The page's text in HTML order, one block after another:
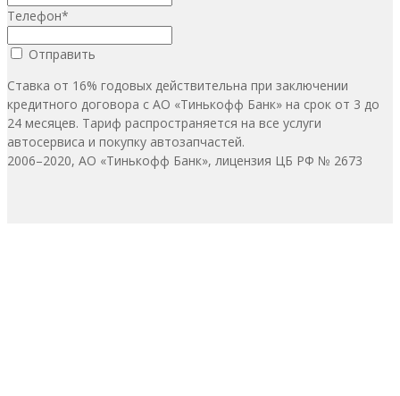
Телефон*
Отправить
Ставка от 16% годовых действительна при заключении
кредитного договора с АО «Тинькофф Банк» на срок от 3 до
24 месяцев. Тариф распространяется на все услуги
автосервиса и покупку автозапчастей.
2006–2020, АО «Тинькофф Банк», лицензия ЦБ РФ № 2673